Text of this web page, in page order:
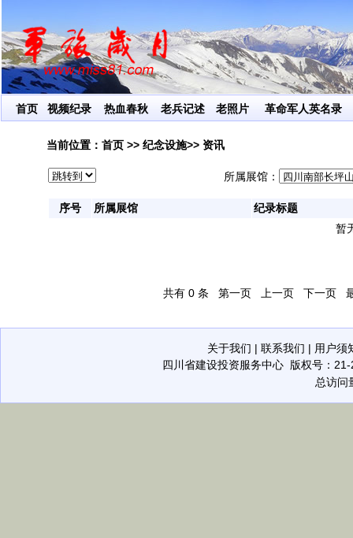
让红色
首页 视频纪录 热血春秋 老兵记述 老照片 革命军人英名录
当前位置： 首页 >> 纪念设施>> 资讯
所属展馆：
序号 所属展馆
纪录标题
暂
共有 0 条 第一页 上一页 下一页
关于我们 | 联系我们 | 用户须
四川省建设投资服务中心 版权号：
总访问